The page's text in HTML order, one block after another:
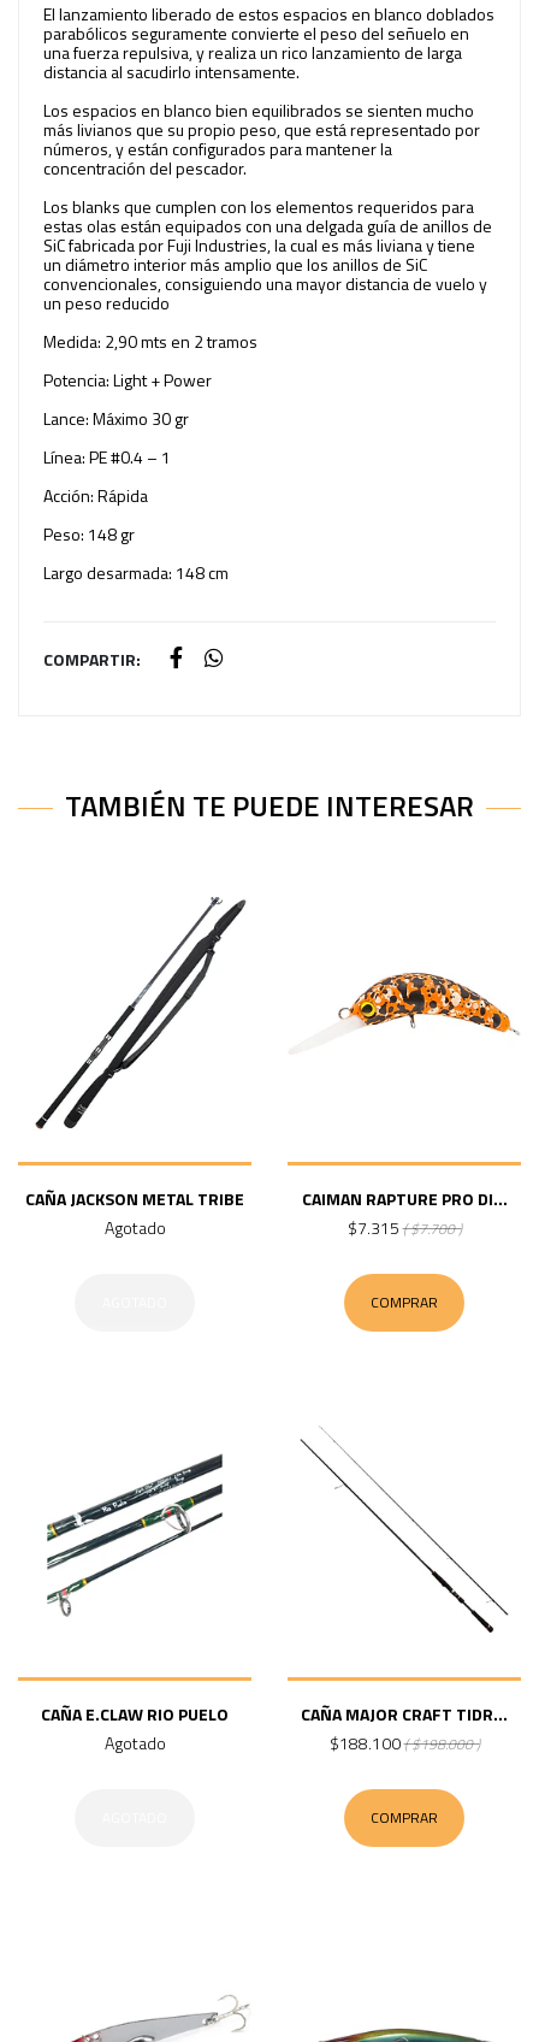
El lanzamiento liberado de estos espacios en blanco doblados
parabólicos seguramente convierte el peso del señuelo en
una fuerza repulsiva, y realiza un rico lanzamiento de larga
distancia al sacudirlo intensamente.
Los espacios en blanco bien equilibrados se sienten mucho
más livianos que su propio peso, que está representado por
números, y están configurados para mantener la
concentración del pescador.
Los blanks que cumplen con los elementos requeridos para
estas olas están equipados con una delgada guía de anillos de
SiC fabricada por Fuji Industries, la cual es más liviana y tiene
un diámetro interior más amplio que los anillos de SiC
convencionales, consiguiendo una mayor distancia de vuelo y
un peso reducido
Medida: 2,90 mts en 2 tramos
Potencia: Light + Power
Lance: Máximo 30 gr
Línea: PE #0.4 – 1
Acción: Rápida
Peso: 148 gr
Largo desarmada: 148 cm
COMPARTIR:
TAMBIÉN TE PUEDE INTERESAR
CAÑA JACKSON METAL TRIBE
Agotado
CAIMAN RAPTURE PRO DI...
$7.315( $7.700 )
COMPRAR
CAÑA E.CLAW RIO PUELO
Agotado
CAÑA MAJOR CRAFT TIDR...
$188.100( $198.000 )
COMPRAR